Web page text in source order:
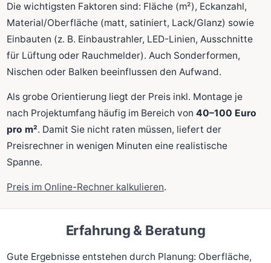
Die wichtigsten Faktoren sind: Fläche (m²), Eckanzahl,
Material/Oberfläche (matt, satiniert, Lack/Glanz) sowie
Einbauten (z. B. Einbaustrahler, LED-Linien, Ausschnitte
für Lüftung oder Rauchmelder). Auch Sonderformen,
Nischen oder Balken beeinflussen den Aufwand.
Als grobe Orientierung liegt der Preis inkl. Montage je
nach Projektumfang häufig im Bereich von40–100 Euro
pro m². Damit Sie nicht raten müssen, liefert der
Preisrechner in wenigen Minuten eine realistische
Spanne.
Preis im Online-Rechner kalkulieren.
Erfahrung & Beratung
Gute Ergebnisse entstehen durch Planung: Oberfläche,